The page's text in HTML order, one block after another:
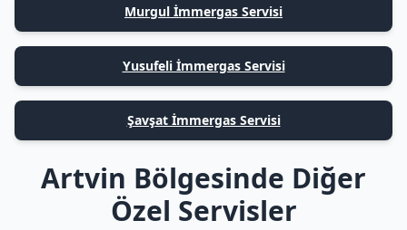
Murgul İmmergas Servisi
Yusufeli İmmergas Servisi
Şavşat İmmergas Servisi
Artvin Bölgesinde Diğer
Özel Servisler